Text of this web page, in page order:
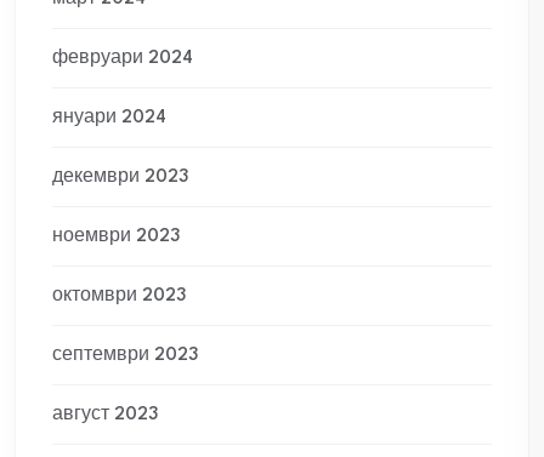
февруари 2024
януари 2024
декември 2023
ноември 2023
октомври 2023
септември 2023
август 2023